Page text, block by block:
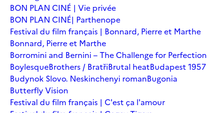
BON PLAN CINÉ | Vie privée
BON PLAN CINÉ| Parthenope
Festival du film français | Bonnard, Pierre et Marthe
Bonnard, Pierre et Marthe
Borromini and Bernini – The Challenge for Perfection
BoylesqueBrothers / BratřiBrutal heatBudapest 1957
Budynok Slovo. Neskinchenyi romanBugonia
Butterfly Vision
Festival du film français | C'est ça l'amour